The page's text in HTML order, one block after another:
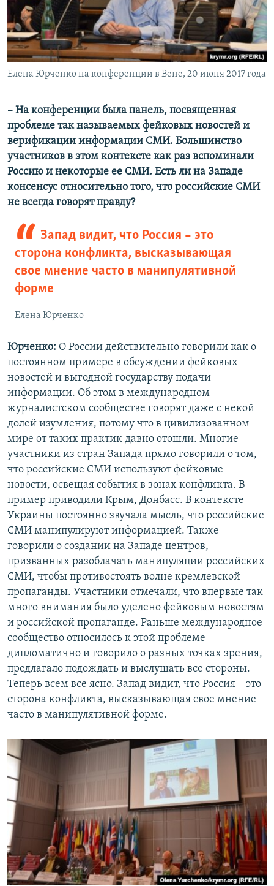
Елена Юрченко на конференции в Вене, 20 июня 2017 года
– На конференции была панель, посвященная
проблеме так называемых фейковых новостей и
верификации информации СМИ. Большинство
участников в этом контексте как раз вспоминали
Россию и некоторые ее СМИ. Есть ли на Западе
консенсус относительно того, что российские СМИ
не всегда говорят правду?
Запад видит, что Россия – это
сторона конфликта, высказывающая
свое мнение часто в манипулятивной
форме
Елена Юрченко
Юрченко: О России действительно говорили как о
постоянном примере в обсуждении фейковых
новостей и выгодной государству подачи
информации. Об этом в международном
журналистском сообществе говорят даже с некой
долей изумления, потому что в цивилизованном
мире от таких практик давно отошли. Многие
участники из стран Запада прямо говорили о том,
что российские СМИ используют фейковые
новости, освещая события в зонах конфликта. В
пример приводили Крым, Донбасс. В контексте
Украины постоянно звучала мысль, что российские
СМИ манипулируют информацией. Также
говорили о создании на Западе центров,
призванных разоблачать манипуляции российских
СМИ, чтобы противостоять волне кремлевской
пропаганды. Участники отмечали, что впервые так
много внимания было уделено фейковым новостям
и российской пропаганде. Раньше международное
сообщество относилось к этой проблеме
дипломатично и говорило о разных точках зрения,
предлагало подождать и выслушать все стороны.
Теперь всем все ясно. Запад видит, что Россия – это
сторона конфликта, высказывающая свое мнение
часто в манипулятивной форме.